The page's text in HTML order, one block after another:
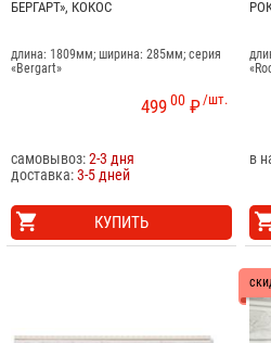
БЕРГАРТ», КОКОС
длина: 1809мм; ширина: 285мм; серия
«Bergart»
/шт.
49900 ₽
самовывоз:2-3 дня
доставка:3-5 дней
КУПИТЬ
в